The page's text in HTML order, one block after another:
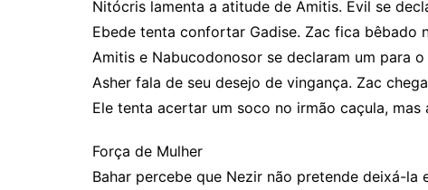
Nitócris lamenta a atitude de Amitis. Evil se
Ebede tenta confortar Gadise. Zac fica bêbado
Amitis e Nabucodonosor se declaram um para
Asher fala de seu desejo de vingança. Zac
Ele tenta acertar um soco no irmão caçula, mas
Força de Mulher
Bahar percebe que Nezir não pretende deixá-